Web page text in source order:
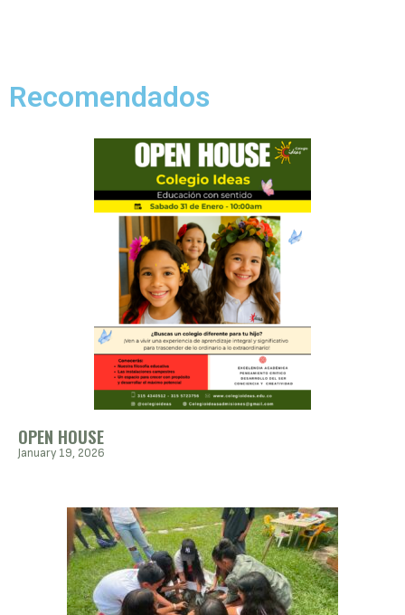
Recomendados
OPEN HOUSE
January 19, 2026